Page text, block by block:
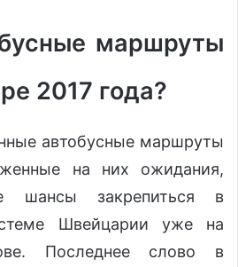
маршруты
2017 года?
автобусные маршруты
на них ожидания,
шансы закрепиться в
Швейцарии уже на
Последнее слово в